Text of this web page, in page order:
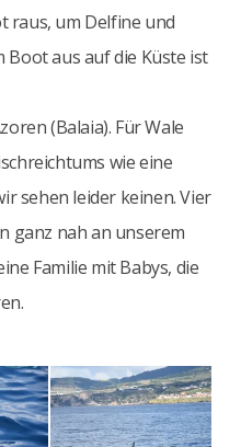
raus, um Delfine und
Boot aus auf die Küste ist
(Balaia). Für Wale
wie eine
sehen leider keinen. Vier
ganz nah an unserem
Familie mit Babys, die